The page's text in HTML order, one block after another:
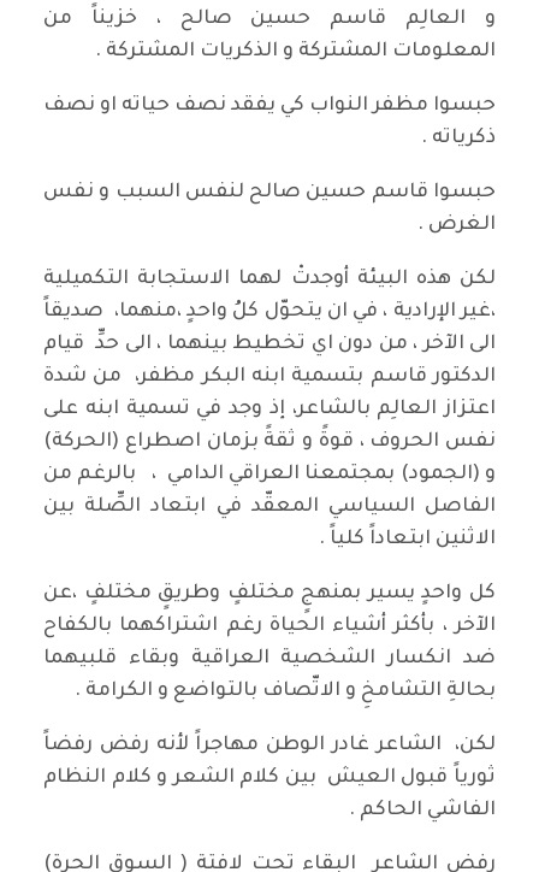
و العالِم قاسم حسين صالح ، خزيناً من
المعلومات المشتركة و الذكريات المشتركة .
حبسوا مظفر النواب كي يفقد نصف حياته او نصف
ذكرياته .
حبسوا قاسم حسين صالح لنفس السبب و نفس
الغرض .
لكن هذه البيئة أوجدتْ لهما الاستجابة التكميلية
،غير الإرادية ، في ان يتحوّل كلُ واحدٍ ،منهما، صديقاً
الى الآخر ، من دون اي تخطيط بينهما ، الى حدِّ قيام
الدكتور قاسم بتسمية ابنه البكر مظفر، من شدة
اعتزاز العالِم بالشاعر، إذ وجد في تسمية ابنه على
نفس الحروف ، قوةً و ثقةً بزمان اصطراع (الحركة)
و (الجمود) بمجتمعنا العراقي الدامي ، بالرغم من
الفاصل السياسي المعقّد في ابتعاد الصِّلة بين
الاثنين ابتعاداً كلياً .
كل واحدٍ يسير بمنهجٍ مختلفٍ وطريقٍ مختلفٍ ،عن
الآخر ، بأكثر أشياء الحياة رغم اشتراكهما بالكفاح
ضد انكسار الشخصية العراقية وبقاء قلبيهما
بحالةِ التشامخِ و الاتّصاف بالتواضع و الكرامة .
لكن، الشاعر غادر الوطن مهاجراً لأنه رفض رفضاً
ثورياً قبول العيش بين كلام الشعر و كلام النظام
الفاشي الحاكم .
رفض الشاعر البقاء تحت لافتة ( السوق الحرة)